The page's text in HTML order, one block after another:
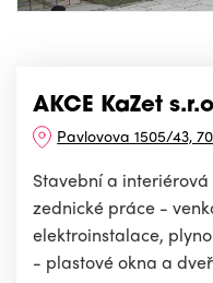
AKCE KaZet
Pavlovova 1505/43,
Stavební a
zednické práce -
elektroinstalace,
- plastové okna a